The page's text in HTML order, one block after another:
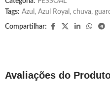
Tags: Azul , Azul Royal , chuva,
Compartilhar:
Avaliações do